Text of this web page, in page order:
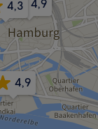
4,9
4,3
4,9